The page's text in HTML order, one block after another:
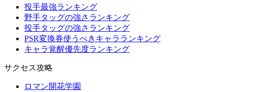
投手最強ランキング
野手タッグの強さランキング
投手タッグの強さランキング
PSR変換券使うべきキャラランキング
キャラ覚醒優先度ランキング
サクセス攻略
ロマン開花学園